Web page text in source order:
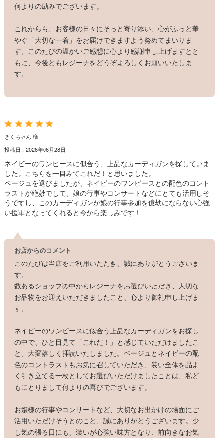
何よりの励みでございます。
これからも、お客様の日々にそっと寄り添い、心がふっと華
やぐ「大切な一着」をお届けできますよう努めてまいりま
す。このたびの温かいご感想に心より感謝申し上げますとと
もに、今後ともレジーナをどうぞよろしくお願いいたしま
す。
きくちゃん 様
投稿日：2026年06月28日
ネイビーのワンピースに似合う、上品なカーディガンを探していま
した。こちらを一目みてこれだ！と思いました。
ベージュを選びましたが、ネイビーのワンピースとの配色のコント
ラストが絶妙でして、娘の行事やコンサートなどにとても活用しそ
うですし、このカーディガンが娘の行事参加を億劫にならない心強
い援軍となってくれると今から楽しみです！
お店からのコメント
このたびは当店をご利用いただき、誠にありがとうございま
す。
数あるショップの中からレジーナをお選びいただき、大切な
お品物をお迎えいただきましたこと、心より御礼申し上げま
す。
ネイビーのワンピースに似合う上品なカーディガンをお探し
の中で、ひと目見て「これだ！」と感じていただけましたこ
と、大変嬉しく拝読いたしました。ベージュとネイビーの配
色のコントラストもお気に召していただき、装い全体を品よ
く引き立てる一枚としてお選びいただけましたことは、私ど
もにとりまして何よりの喜びでございます。
お嬢様の行事やコンサートなど、大切なお出かけの場面にご
活用いただけそうとのこと、誠にありがとうございます。少
し気の張る日にも、装いが心強い味方となり、前向きなお気